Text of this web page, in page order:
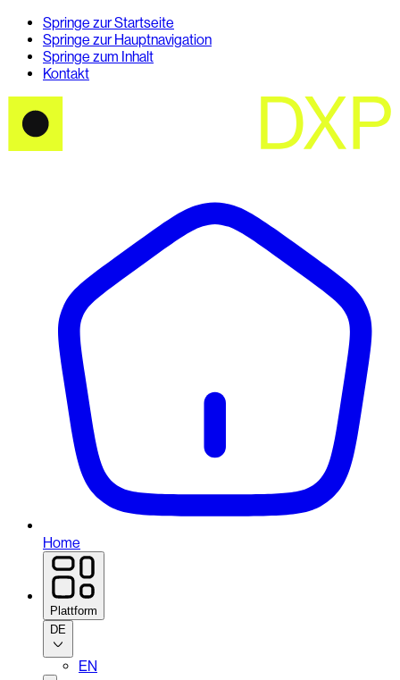
Springe zur Startseite
Springe zur Hauptnavigation
Springe zum Inhalt
Kontakt
Home
Plattform
DE
EN